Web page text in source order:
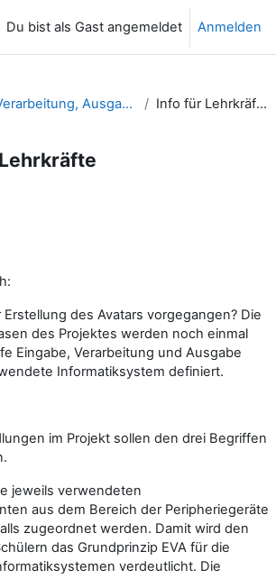
Du bist als Gast angemeldet Anmelden
Eingabe, Verarbeitung, Ausgabe Info für Lehrkräfte
des Avatars vorgegangen? Die
des Projektes werden noch einmal
Eingabe, Verarbeitung und Ausgabe
Informatiksystem definiert.
im Projekt sollen den drei Begriffen
jeweils verwendeten
aus dem Bereich der Peripheriegeräte
zugeordnet werden. Damit wird den
das Grundprinzip EVA für die
verdeutlicht. Die